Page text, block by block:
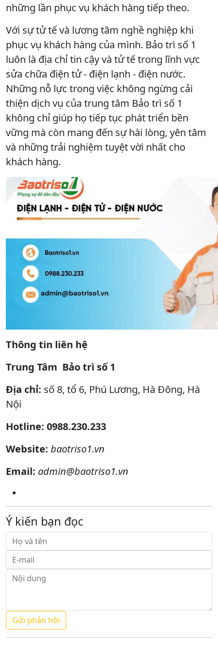
những lần phục vụ khách hàng tiếp theo.
Với sự tử tế và lương tâm nghề nghiệp khi
phục vụ khách hàng của mình. Bảo trì số 1
luôn là địa chỉ tin cậy và tử tế trong lĩnh vực
sửa chữa điện tử - điện lạnh - điện nước.
Những nỗ lực trong việc không ngừng cải
thiện dịch vụ của trung tâm Bảo trì số 1
không chỉ giúp họ tiếp tục phát triển bền
vững mà còn mang đến sự hài lòng, yên tâm
và những trải nghiệm tuyệt vời nhất cho
khách hàng.
Thông tin liên hệ
Trung Tâm Bảo trì số 1
Địa chỉ: số 8, tổ 6, Phú Lương, Hà Đông, Hà
Nội
Hotline: 0988.230.233
Website: baotriso1.vn
Email: admin@baotriso1.vn
Ý kiến bạn đọc